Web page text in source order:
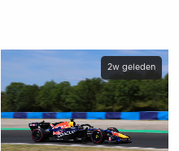
2w geleden